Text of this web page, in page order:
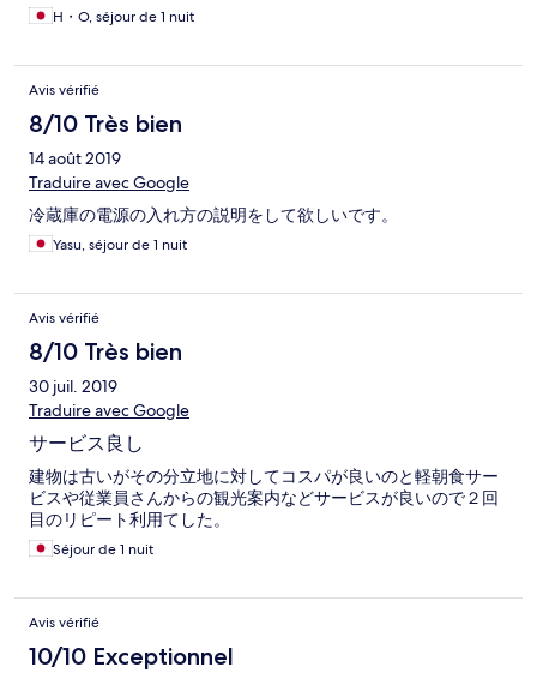
H・O, séjour de 1 nuit
Avis vérifié
8/10 Très bien
14 août 2019
Traduire avec Google
冷蔵庫の電源の入れ方の説明をして欲しいです。
Yasu, séjour de 1 nuit
Avis vérifié
8/10 Très bien
30 juil. 2019
Traduire avec Google
サービス良し
建物は古いがその分立地に対してコスパが良いのと軽朝食サー
ビスや従業員さんからの観光案内などサービスが良いので２回
目のリピート利用てした。
Séjour de 1 nuit
Avis vérifié
10/10 Exceptionnel